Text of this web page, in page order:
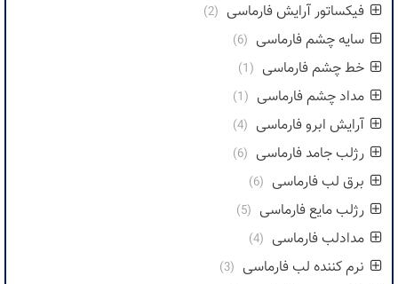
فیکساتور آرایش فارماسی (2)
سایه چشم فارماسی (6)
خط چشم فارماسی (1)
مداد چشم فارماسی (1)
آرایش ابرو فارماسی (4)
رژلب جامد فارماسی (6)
برق لب فارماسی (6)
رژلب مایع فارماسی (5)
مدادلب فارماسی (4)
نرم کننده لب فارماسی (3)